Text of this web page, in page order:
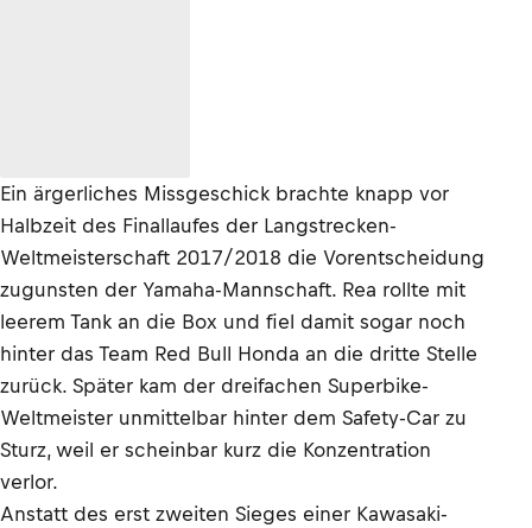
Ein ärgerliches Missgeschick brachte knapp vor
Halbzeit des Finallaufes der Langstrecken-
Weltmeisterschaft 2017/2018 die Vorentscheidung
zugunsten der Yamaha-Mannschaft. Rea rollte mit
leerem Tank an die Box und fiel damit sogar noch
hinter das Team Red Bull Honda an die dritte Stelle
zurück. Später kam der dreifachen Superbike-
Weltmeister unmittelbar hinter dem Safety-Car zu
Sturz, weil er scheinbar kurz die Konzentration
verlor.
Anstatt des erst zweiten Sieges einer Kawasaki-